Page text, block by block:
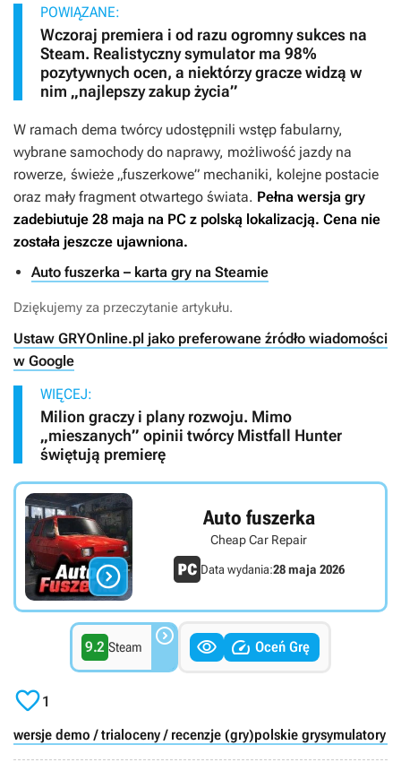
POWIĄZANE:
Wczoraj premiera i od razu ogromny sukces na
Steam. Realistyczny symulator ma 98%
pozytywnych ocen, a niektórzy gracze widzą w
nim „najlepszy zakup życia”
W ramach dema twórcy udostępnili wstęp fabularny,
wybrane samochody do naprawy, możliwość jazdy na
rowerze, świeże „fuszerkowe” mechaniki, kolejne postacie
oraz mały fragment otwartego świata. Pełna wersja gry
zadebiutuje 28 maja na PC z polską lokalizacją. Cena nie
została jeszcze ujawniona.
Auto fuszerka – karta gry na Steamie
Dziękujemy za przeczytanie artykułu.
Ustaw GRYOnline.pl jako preferowane źródło wiadomości
w Google
WIĘCEJ:
Milion graczy i plany rozwoju. Mimo
„mieszanych” opinii twórcy Mistfall Hunter
świętują premierę

Auto fuszerka
Cheap Car Repair
Data wydania:28 maja 2026
9.2 Steam    Oceń Grę
1
wersje demo / trialoceny / recenzje (gry)polskie grysymulatory